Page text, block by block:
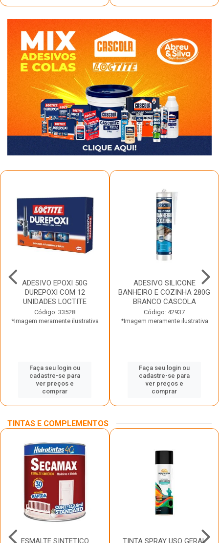
ADESIVO EPOXI 50G
DUREPOXI COM 12
UNIDADES LOCTITE
Código: 33528
*Imagem meramente ilustrativa
Faça seu login ou
cadastre-se para
ver preços e
comprar
ADESIVO SILICONE
BANHEIRO E COZINHA 280G
BRANCO CASCOLA
Código: 42937
*Imagem meramente ilustrativa
Faça seu login ou
cadastre-se para
ver preços e
comprar
TINTAS E COMPLEMENTOS
ESMALTE SINTETICO TINTA SPRAY USO GERAL